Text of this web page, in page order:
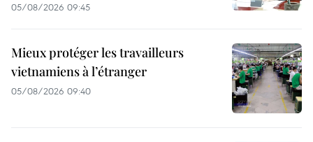
05/08/2026 09:45
Mieux protéger les travailleurs
vietnamiens à l’étranger
05/08/2026 09:40